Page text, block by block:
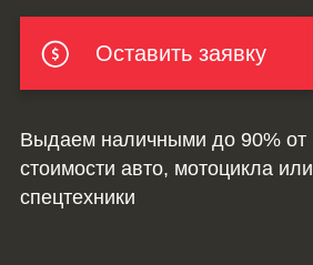
Оставить заявку
Выдаем наличными до 90% от
стоимости авто, мотоцикла или
спецтехники